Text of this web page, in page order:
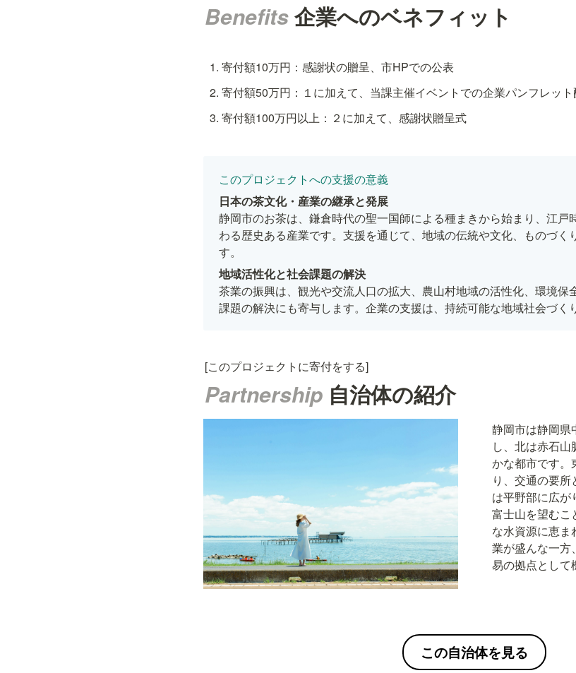
Benefits 企業へのベネフィット
寄付額10万円：感謝状の贈呈、市HPでの公表
寄付額50万円：１に加えて、当課主催イベントでの企業パンフレッ
寄付額100万円以上：２に加えて、感謝状贈呈式
このプロジェクトへの支援の意義
静岡市のお茶は、鎌倉時代の聖一国師による種まきから始まり、江戸
わる歴史ある産業です。支援を通じて、地域の伝統や文化、ものづく
す。
茶業の振興は、観光や交流人口の拡大、農山村地域の活性化、環境保
課題の解決にも寄与します。企業の支援は、持続可能な地域社会づく
[このプロジェクトに寄付をする]
Partnership 自治体の紹介
静岡市は静岡県
し、北は赤石
かな都市です。
り、交通の要
は平野部に広が
富士山を望むこ
な水資源に恵ま
業が盛んな一方
易の拠点として
この自治体を見る